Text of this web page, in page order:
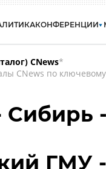
КОНФЕРЕНЦИИ
CNews*
CNews по ключевому
Сибирь
ГМУ